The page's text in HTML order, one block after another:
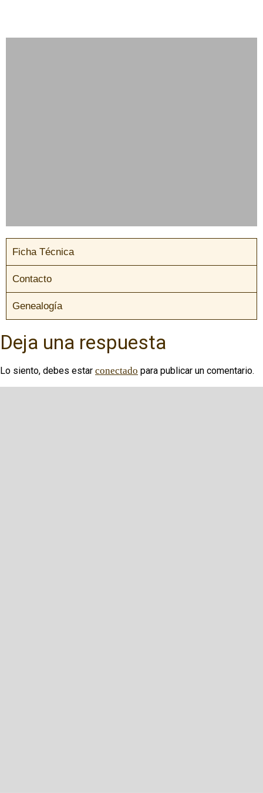
Ficha Técnica
Contacto
Genealogía
Deja una respuesta
Lo siento, debes estar conectado para publicar un comentario.